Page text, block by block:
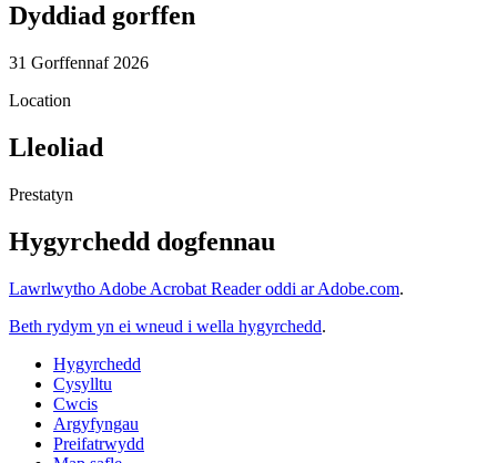
Dyddiad gorffen
31 Gorffennaf 2026
Location
Lleoliad
Prestatyn
Hygyrchedd dogfennau
Lawrlwytho Adobe Acrobat Reader oddi ar Adobe.com.
Beth rydym yn ei wneud i wella hygyrchedd.
Hygyrchedd
Cysylltu
Cwcis
Argyfyngau
Preifatrwydd